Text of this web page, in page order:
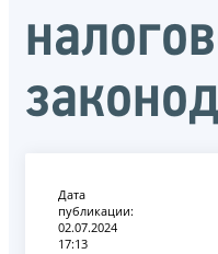
Дата
публикации:
02.07.2024
17:13